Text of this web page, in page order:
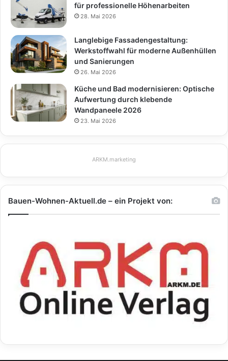
für professionelle Höhenarbeiten
28. Mai 2026
Langlebige Fassadengestaltung:
Werkstoffwahl für moderne Außenhüllen
und Sanierungen
26. Mai 2026
Küche und Bad modernisieren: Optische
Aufwertung durch klebende
Wandpaneele 2026
23. Mai 2026
ARKM.marketing
Bauen-Wohnen-Aktuell.de – ein Projekt von: